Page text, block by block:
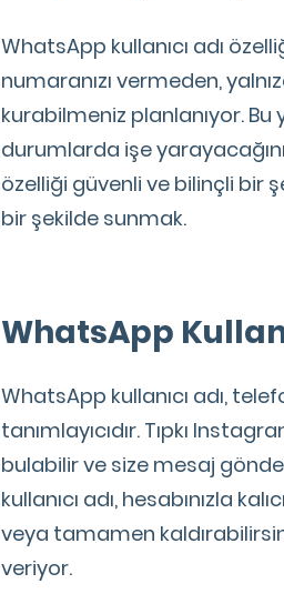
WhatsApp kullanıcı adı
numaranızı vermeden,
kurabilmeniz planlanıyor. Bu
durumlarda işe
özelliği güvenli ve bilinçli bir
bir şekilde sunmak.
WhatsApp
WhatsApp kullanıcı adı,
tanımlayıcıdır. Tıpkı
bulabilir ve size mesaj
kullanıcı adı, hesabınızla
veya tamamen
veriyor.